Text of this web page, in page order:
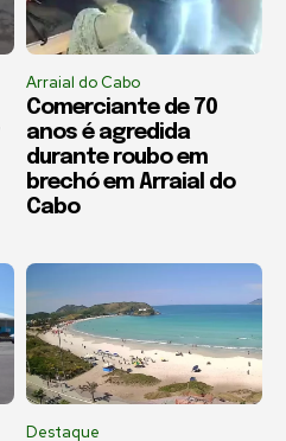
Arraial do Cabo
Comerciante de 70
anos é agredida
durante roubo em
brechó em Arraial do
Cabo
Destaque